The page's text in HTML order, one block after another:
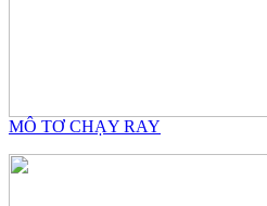
MÔ TƠ CHẠY RAY